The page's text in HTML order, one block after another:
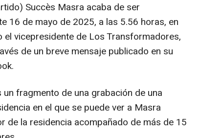
Succès Masra acaba de ser
16 de mayo de 2025, a las 5.56 horas, en
el vicepresidente de Los Transformadores,
de un breve mensaje publicado en su
fragmento de una grabación de una
en el que se puede ver a Masra
de la residencia acompañado de más de 15